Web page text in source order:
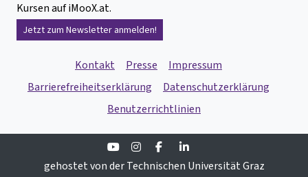
Kursen auf iMooX.at.
Jetzt zum Newsletter anmelden!
Kontakt Presse
Impressum
Barrierefreiheitserklärung
Datenschutzerklärung
Benutzerrichtlinien
YoutubeInstagramFacebook
gehostet von der Technischen Universität Graz